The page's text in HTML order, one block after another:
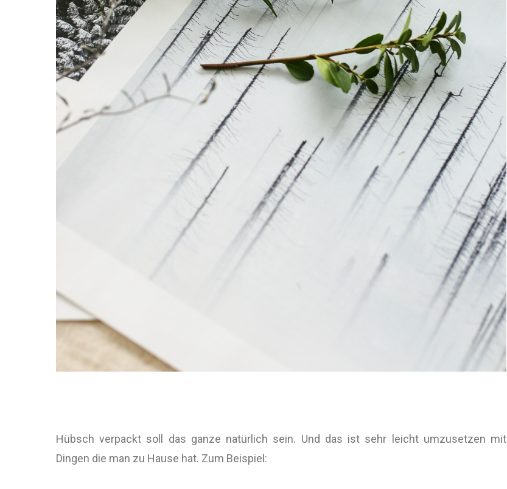
Hübsch verpackt soll das ganze natürlich sein. Und das ist sehr leicht umzusetzen mit
Dingen die man zu Hause hat. Zum Beispiel: